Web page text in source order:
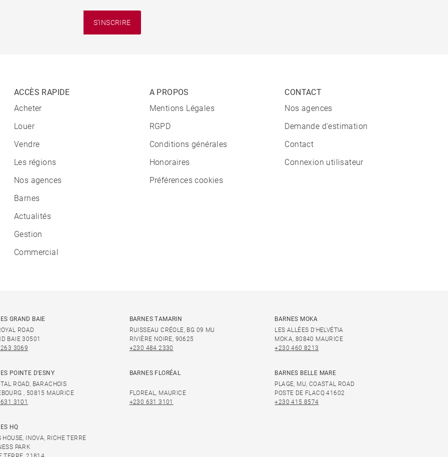
S'INSCRIRE
ACCÈS RAPIDE
Acheter
Louer
Vendre
Les régions
Nos agences
Barnes
Actualités
Gestion
Commercial
A PROPOS
Mentions Légales
RGPD
Conditions générales
Honoraires
Préférences cookies
CONTACT
Nos agences
Demande d'estimation
Contact
Connexion utilisateur
GRAND BAIE
ROAD
BAIE 30501
3069
BARNES TAMARIN
RUISSEAU CRÉOLE, BG 09 MU
RIVIÈRE NOIRE, 90625
+230 484 2330
BARNES MOKA
LES ALLÉES D'HELVÉTIA
MOKA, 80840 MAURICE
+230 460 8213
POINTE D'ESNY
ROAD, BARACHOIS
, 50815 MAURICE
3101
BARNES FLORÉAL
FLOREAL, MAURICE
+230 631 3101
BARNES BELLE MARE
PLAGE, MU, COASTAL ROAD
POSTE DE FLACQ 41602
+230 415 8574
HQ
HOUSE, INOVA, RICHE TERRE
PARK